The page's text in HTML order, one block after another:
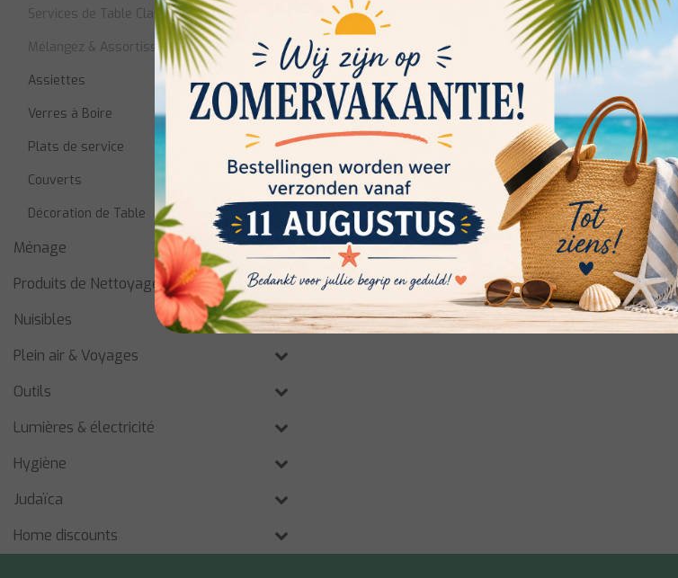
Services de Table Classiques
Mélangez & Assortissez la Vaisselle
Assiettes
Verres à Boire
Plats de service
Couverts
Décoration de Table
Ménage
Produits de Nettoyage
Nuisibles
Plein air & Voyages
Outils
Lumières & électricité
Hygiène
Judaïca
Home discounts
6 bols
En stock:Livraison en 1 à 3 jours ouvrables
€130,00 Afficher